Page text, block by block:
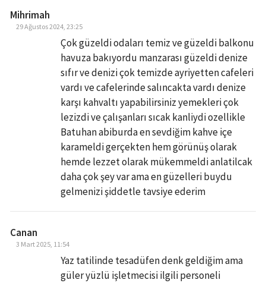
Mihrimah
29 Ağustos 2024, 23:25
Çok güzeldi odaları temiz ve güzeldi balkonu
havuza bakıyordu manzarası güzeldi denize
sıfır ve denizi çok temizde ayriyetten cafeleri
vardı ve cafelerinde salıncakta vardı denize
karşı kahvaltı yapabilirsiniz yemekleri çok
lezizdi ve çalışanları sıcak kanliydi ozellikle
Batuhan abiburda en sevdiğim kahve içe
karameldi gerçekten hem görünüş olarak
hemde lezzet olarak mükemmeldi anlatilcak
daha çok şey var ama en güzelleri buydu
gelmenizi şiddetle tavsiye ederim
Canan
3 Mart 2025, 11:54
Yaz tatilinde tesadüfen denk geldiğim ama
güler yüzlü işletmecisi ilgili personeli